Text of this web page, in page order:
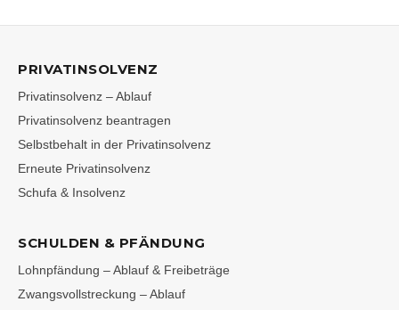
PRIVATINSOLVENZ
Privatinsolvenz – Ablauf
Privatinsolvenz beantragen
Selbstbehalt in der Privatinsolvenz
Erneute Privatinsolvenz
Schufa & Insolvenz
SCHULDEN & PFÄNDUNG
Lohnpfändung – Ablauf & Freibeträge
Zwangsvollstreckung – Ablauf